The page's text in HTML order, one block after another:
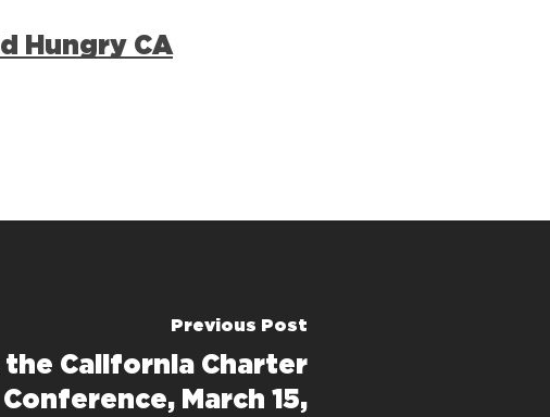
Hungry CA
Previous Post
the California Charter
March 15,